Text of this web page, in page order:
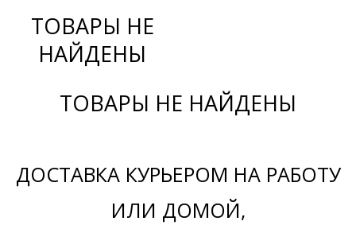
ТОВАРЫ НЕ
НАЙДЕНЫ
ТОВАРЫ НЕ НАЙДЕНЫ
ДОСТАВКА КУРЬЕРОМ НА РАБОТУ
ИЛИ ДОМОЙ,